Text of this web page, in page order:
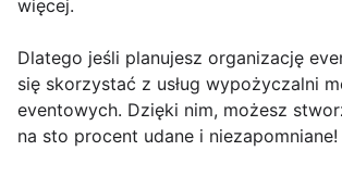
więcej.
Dlatego jeśli planujesz organizację
się skorzystać z usług wypożyczalni
eventowych. Dzięki nim, możesz
na sto procent udane i niezapomniane!